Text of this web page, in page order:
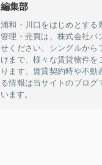
編集部
浦和・川口をはじめとする
管理・売買は、株式会社バ
せください。シングルから
けまで、様々な賃貸物件を
ります。賃貸契約時や不動
る情報は当サイトのブログ
います。